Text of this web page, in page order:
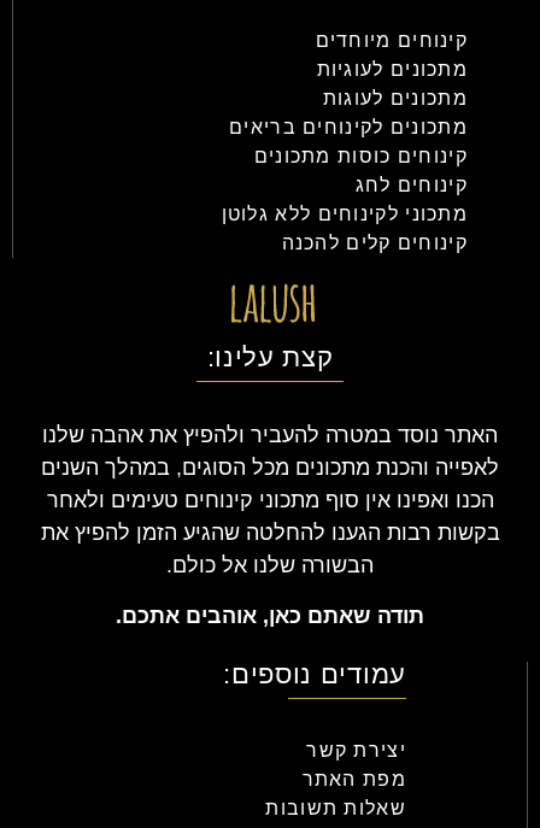
קינוחים מיוחדים
מתכונים לעוגיות
מתכונים לעוגות
מתכונים לקינוחים בריאים
קינוחים כוסות מתכונים
קינוחים לחג
מתכוני לקינוחים ללא גלוטן
קינוחים קלים להכנה
קצת עלינו:
האתר נוסד במטרה להעביר ולהפיץ את אהבה שלנו
לאפייה והכנת מתכונים מכל הסוגים, במהלך השנים
הכנו ואפינו אין סוף מתכוני קינוחים טעימים ולאחר
בקשות רבות הגענו להחלטה שהגיע הזמן להפיץ את
הבשורה שלנו אל כולם.
תודה שאתם כאן, אוהבים אתכם.
עמודים נוספים:
יצירת קשר
מפת האתר
שאלות תשובות